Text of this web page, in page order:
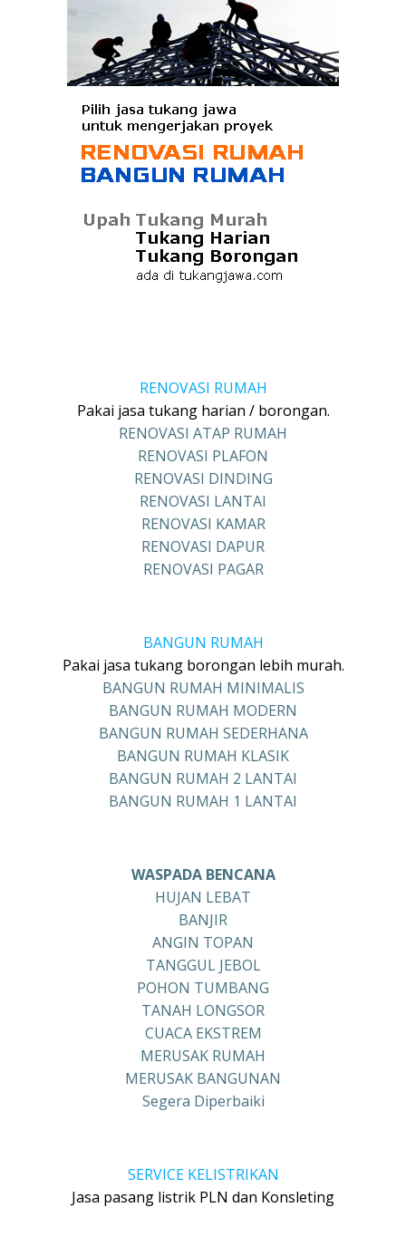
RENOVASI RUMAH
Pakai jasa tukang harian / borongan.
RENOVASI ATAP RUMAH
RENOVASI PLAFON
RENOVASI DINDING
RENOVASI LANTAI
RENOVASI KAMAR
RENOVASI DAPUR
RENOVASI PAGAR
BANGUN RUMAH
Pakai jasa tukang borongan lebih murah.
BANGUN RUMAH MINIMALIS
BANGUN RUMAH MODERN
BANGUN RUMAH SEDERHANA
BANGUN RUMAH KLASIK
BANGUN RUMAH 2 LANTAI
BANGUN RUMAH 1 LANTAI
WASPADA BENCANA
HUJAN LEBAT
BANJIR
ANGIN TOPAN
TANGGUL JEBOL
POHON TUMBANG
TANAH LONGSOR
CUACA EKSTREM
MERUSAK RUMAH
MERUSAK BANGUNAN
Segera Diperbaiki
SERVICE KELISTRIKAN
Jasa pasang listrik PLN dan Konsleting